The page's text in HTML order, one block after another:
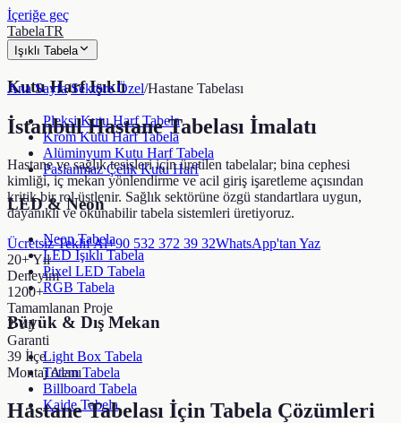
İçeriğe geç
TabelaTR
Işıklı Tabela
Kutu Harf Işıklı
Pleksi Kutu Harf Tabela
Krom Kutu Harf Tabela
Alüminyum Kutu Harf Tabela
Paslanmaz Çelik Kutu Harf
LED & Neon
Neon Tabela
LED Işıklı Tabela
Pixel LED Tabela
RGB Tabela
Büyük & Dış Mekan
Light Box Tabela
Totem Tabela
Billboard Tabela
Kaide Tabela
Ana Sayfa/Sektöre Özel/Hastane Tabelası
İstanbul Hastane Tabelası İmalatı
Hastane ve sağlık tesisleri için üretilen tabelalar; bina cephesi
kimliği, iç mekan yönlendirme ve acil giriş işaretleme açısından
kritik bir rol üstlenir. Sağlık sektörüne özgü standartlara uygun,
dayanıklı ve okunabilir tabela sistemleri üretiyoruz.
Ücretsiz Teklif Al+90 532 372 39 32WhatsApp'tan Yaz
20+ Yıl
Deneyim
1200+
Tamamlanan Proje
2 Yıl
Garanti
39 İlçe
Montaj Alanı
Hastane Tabelası İçin Tabela Çözümleri